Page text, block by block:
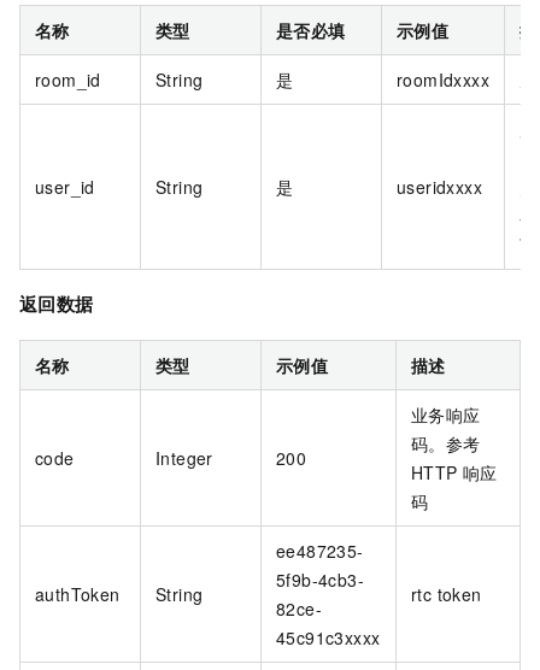
名称 类型 是否必填 示例值
room_id String 是 roomIdxxxx
user_id String 是 useridxxxx
在
返回数据
名称 类型 示例值 描述
code Integer 200
业务响应
码。参考
HTTP 响应
码
authToken String
ee487235-
5f9b-4cb3-
82ce-
45c91c3xxxx
rtc token